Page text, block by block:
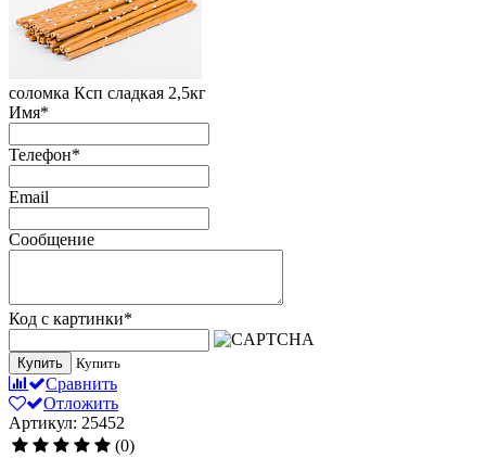
соломка Ксп сладкая 2,5кг
Имя*
Телефон*
Email
Сообщение
Код с картинки*
Купить Купить
Сравнить
Отложить
Артикул: 25452
(0)